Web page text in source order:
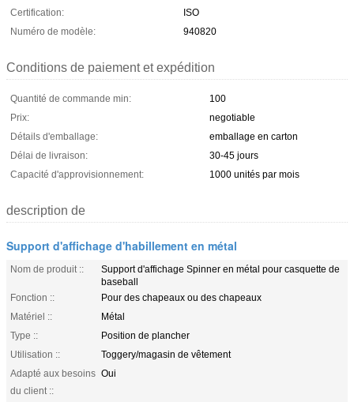
Certification:
ISO
Numéro de modèle:
940820
Conditions de paiement et expédition
Quantité de commande min:
100
Prix:
negotiable
Détails d'emballage:
emballage en carton
Délai de livraison:
30-45 jours
Capacité d'approvisionnement:
1000 unités par mois
description de
Support d'affichage d'habillement en métal
Nom de produit ::
Support d'affichage Spinner en métal pour casquette de
baseball
Fonction ::
Pour des chapeaux ou des chapeaux
Matériel ::
Métal
Type ::
Position de plancher
Utilisation ::
Toggery/magasin de vêtement
Adapté aux besoins
du client ::
Oui